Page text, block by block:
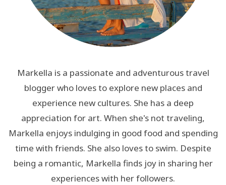
Markella is a passionate and adventurous travel
blogger who loves to explore new places and
experience new cultures. She has a deep
appreciation for art. When she's not traveling,
Markella enjoys indulging in good food and spending
time with friends. She also loves to swim. Despite
being a romantic, Markella finds joy in sharing her
experiences with her followers.